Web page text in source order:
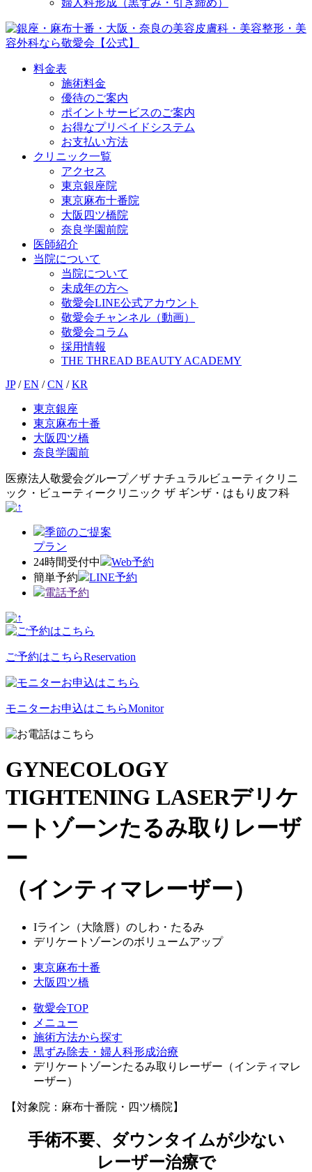
婦人科形成（黒ずみ・引き締め）
料金表
施術料金
優待のご案内
ポイントサービスのご案内
お得なプリペイドシステム
お支払い方法
クリニック一覧
アクセス
東京銀座院
東京麻布十番院
大阪四ツ橋院
奈良学園前院
医師紹介
当院について
当院について
未成年の方へ
敬愛会LINE公式アカウント
敬愛会チャンネル（動画）
敬愛会コラム
採用情報
THE THREAD BEAUTY ACADEMY
JP / EN / CN / KR
東京銀座
東京麻布十番
大阪四ツ橋
奈良学園前
医療法人敬愛会グループ／ザ ナチュラルビューティクリニ
ック・ビューティークリニック ザ ギンザ・はもり皮フ科
季節のご提案
プラン
24時間受付中
Web予約
簡単予約
LINE予約
電話予約
ご予約はこちらReservation
モニターお申込はこちらMonitor
GYNECOLOGY
TIGHTENING LASERデリケ
ートゾーンたるみ取りレーザ
ー
（インティマレーザー）
Iライン（大陰唇）のしわ・たるみ
デリケートゾーンのボリュームアップ
東京麻布十番
大阪四ツ橋
敬愛会TOP
メニュー
施術方法から探す
黒ずみ除去・婦人科形成治療
デリケートゾーンたるみ取りレーザー（インティマレ
ーザー）
【対象院：麻布十番院・四ツ橋院】
手術不要、ダウンタイムが少ない
レーザー治療で